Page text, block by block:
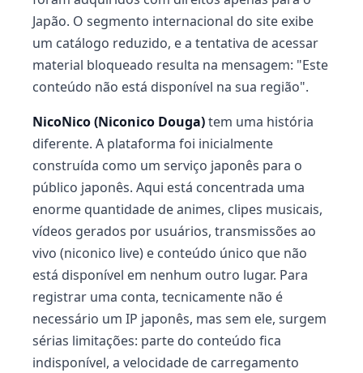
Japão. O segmento internacional do site exibe
um catálogo reduzido, e a tentativa de acessar
material bloqueado resulta na mensagem: "Este
conteúdo não está disponível na sua região".
NicoNico (Niconico Douga)tem uma história
diferente. A plataforma foi inicialmente
construída como um serviço japonês para o
público japonês. Aqui está concentrada uma
enorme quantidade de animes, clipes musicais,
vídeos gerados por usuários, transmissões ao
vivo (niconico live) e conteúdo único que não
está disponível em nenhum outro lugar. Para
registrar uma conta, tecnicamente não é
necessário um IP japonês, mas sem ele, surgem
sérias limitações: parte do conteúdo fica
indisponível, a velocidade de carregamento